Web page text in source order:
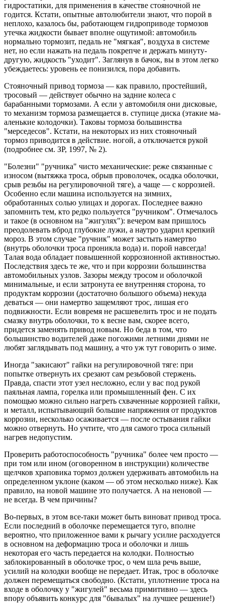
гидростатики, для применения в качестве стояночной не
годится. Кстати, опытные автолюбители знают, что порой в
неплохо, казалось бы, работающем гидроприводе тормозов
утечка жидкости бывает вполне ощутимой: автомобиль
нормально тормозит, педаль не "мягкая", воздуха в системе
нет, но если нажать на педаль покрепче и держать минуту-
другую, жидкость "уходит". Заглянув в бачок, вы в этом легко
убеждаетесь: уровень ее понизился, пора добавить.
Стояночный привод тормоза — как правило, простейший,
тросовый — действует обычно на задние колеса с
барабанными тормозами. А если у автомобиля они дисковые,
то механизм тормоза размещается в. ступице диска (этакие ма-
аленькие колодочки). Таковы тормоза большинства
"мерседесов". Кстати, на некоторых из них стояночный
тормоз приводится в действие. ногой, а отключается рукой
(подробнее см. ЗР, 1997, № 2).
"Болезни" "ручника" чисто механические: реже связанные с
износом (вытяжка троса, обрыв проволочек, осадка оболочки,
срыв резьбы на регулировочной тяге), а чаще — с коррозией.
Особенно если машина используется на зимних,
обработанных солью улицах и дорогах. Последнее важно
запомнить тем, кто редко пользуется "ручником". Отмечалось
и такое (в основном на "жигулях"): вечером вам пришлось
преодолевать вброд глубокие лужи, а наутро ударил крепкий
мороз. В этом случае "ручник" может застыть намертво
(внутрь оболочки троса проникла вода) и. порой навсегда!
Талая вода обладает повышенной коррозионной активностью.
Последствия здесь те же, что и при коррозии большинства
автомобильных узлов. Зазоры между тросом и оболочкой
минимальные, и если затронута ее внутренняя сторона, то
продуктам коррозии (достаточно большого объема) некуда
деваться — они намертво защемляют трос, лишая его
подвижности. Если вовремя не расшевелить трос и не подать
смазку внутрь оболочки, то к весне вам, скорее всего,
придется заменять привод новым. Но беда в том, что
большинство водителей даже погожими летними днями не
любят заглядывать под машину, а что уж тут говорить о зиме.
Иногда "закисают" гайки на регулировочной тяге: при
попытке отвернуть их срезают сам резьбовой стержень.
Правда, спасти этот узел несложно, если у вас под рукой
паяльная лампа, горелка или промышленный фен. С их
помощью можно сильно нагреть схваченные коррозией гайки,
и металл, испытывающий большие напряжения от продуктов
коррозии, несколько осаживается — после остывания гайки
можно отвернуть. Но учтите, что для самого троса сильный
нагрев недопустим.
Проверить работоспособность "ручника" более чем просто —
при том или ином (оговоренном в инструкции) количестве
щелчков храповика тормоз должен удерживать автомобиль на
определенном уклоне (каком — об этом несколько ниже). Как
правило, на новой машине это получается. А на неновой —
не всегда. В чем причины?
Во-первых, в этом все-таки может быть виноват привод троса.
Если последний в оболочке перемещается туго, вполне
вероятно, что приложенное вами к рычагу усилие расходуется
в основном на деформацию троса и оболочки и лишь
некоторая его часть передается на колодки. Полностью
заблокированный в оболочке трос, о чем шла речь выше,
усилий на колодки вообще не передает. Итак, трос в оболочке
должен перемещаться свободно. (Кстати, уплотнение троса на
входе в оболочку у "жигулей" весьма примитивно — здесь
впору объявить конкурс для "бывалых" на лучшее решение!)